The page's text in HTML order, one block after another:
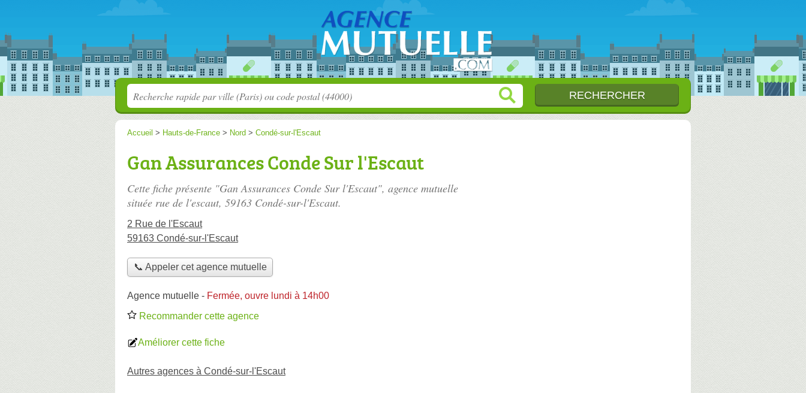
Accueil > Hauts-de-France > Nord > Condé-sur-l'Escaut
Gan Assurances Conde Sur l'Escaut
Cette fiche présente "Gan Assurances Conde Sur l'Escaut", agence mutuelle
située rue de l'escaut, 59163 Condé-sur-l'Escaut.
2 Rue de l'Escaut
59163 Condé-sur-l'Escaut
📞 Appeler cet agence mutuelle
Agence mutuelle - Fermée, ouvre lundi à 14h00
Recommander cette agence
Améliorer cette fiche
Autres agences à Condé-sur-l'Escaut